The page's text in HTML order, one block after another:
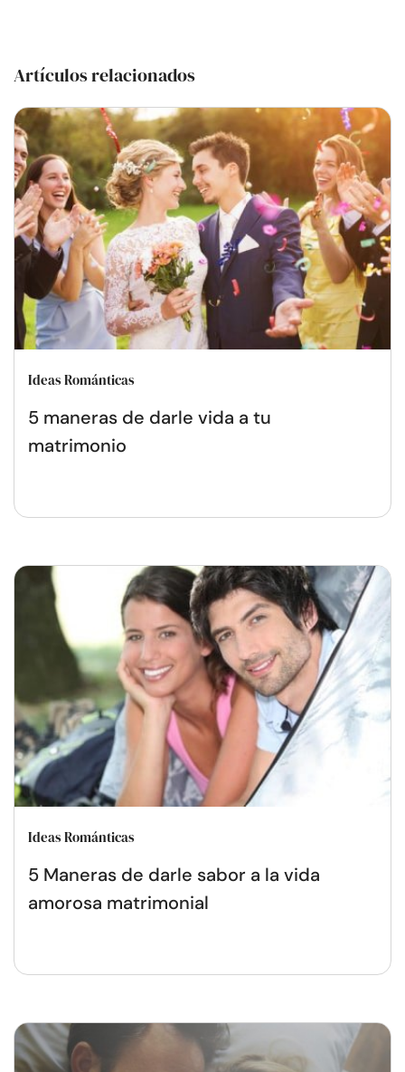
Artículos relacionados
Ideas Románticas
5 maneras de darle vida a tu
matrimonio
Ideas Románticas
5 Maneras de darle sabor a la vida
amorosa matrimonial